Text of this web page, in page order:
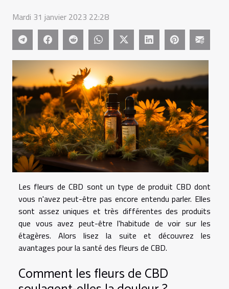
Mardi 31 janvier 2023 22:28
Les fleurs de CBD sont un type de produit CBD dont
vous n'avez peut-être pas encore entendu parler. Elles
sont assez uniques et très différentes des produits
que vous avez peut-être l'habitude de voir sur les
étagères. Alors lisez la suite et découvrez les
avantages pour la santé des fleurs de CBD.
Comment les fleurs de CBD